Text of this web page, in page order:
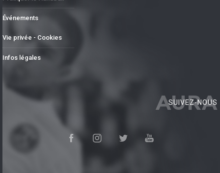
Événements
Vie privée - Cookies
Infos légales
AURA
SUIVEZ-NOUS